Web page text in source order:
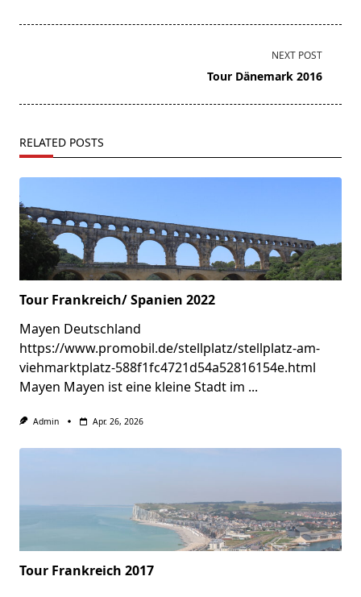
text">Page</span>
NEXT POST
Tour Dänemark 2016
RELATED POSTS
Tour Frankreich/ Spanien 2022
Mayen Deutschland
https://www.promobil.de/stellplatz/stellplatz-am-
viehmarktplatz-588f1fc4721d54a52816154e.html
Mayen Mayen ist eine kleine Stadt im ...
Admin Apr. 26, 2026
Tour Frankreich 2017